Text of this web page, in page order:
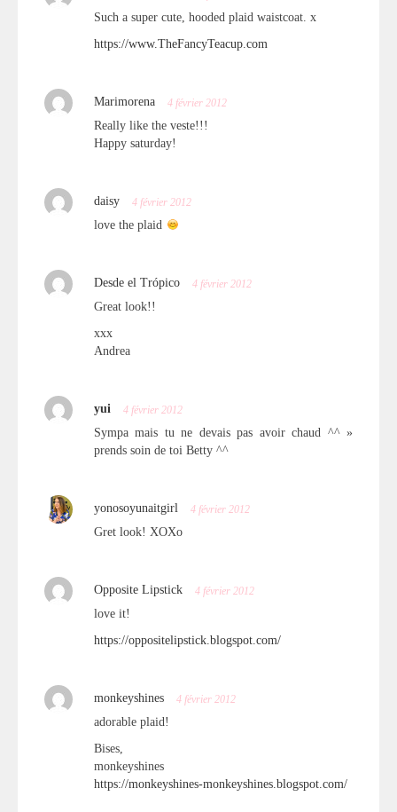
Such a super cute, hooded plaid waistcoat. x
https://www.TheFancyTeacup.com
Marimorena 4 février 2012
Really like the veste!!!
Happy saturday!
daisy 4 février 2012
love the plaid
Desde el Trópico 4 février 2012
Great look!!
xxx
Andrea
yui 4 février 2012
Sympa mais tu ne devais pas avoir chaud ^^ »
prends soin de toi Betty ^^
yonosoyunaitgirl 4 février 2012
Gret look! XOXo
Opposite Lipstick 4 février 2012
love it!
https://oppositelipstick.blogspot.com/
monkeyshines 4 février 2012
adorable plaid!
Bises,
monkeyshines
https://monkeyshines-monkeyshines.blogspot.com/